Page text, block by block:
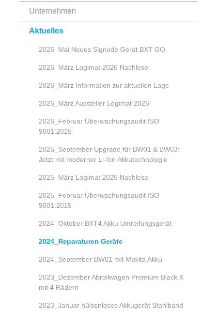
Unternehmen
Aktuelles
2026_Mai Neues Signode Gerät BXT GO
2026_März Logimat 2026 Nachlese
2026_März Information zur aktuellen Lage
2026_März Aussteller Logimat 2026
2026_Februar Überwachungsaudit ISO
9001:2015
2025_September Upgrade für BW01 & BW03:
Jetzt mit moderner Li-Ion Akkutechnologie
2025_März Logimat 2025 Nachlese
2025_Februar Überwachungsaudit ISO
9001:2015
2024_Oktober BXT4 Akku Umreifungsgerät
2024_Reparaturen Geräte
2024_September BW01 mit Makita Akku
2023_Dezember Abrollwagen Premium Black X
mit 4 Rädern
2023_Januar hülsenloses Akkugerät Stahlband